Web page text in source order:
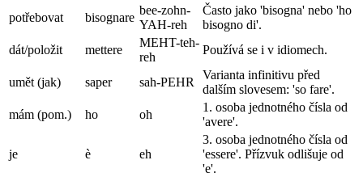
potřebovat
bisognare
bee-zohn-
YAH-reh
Často jako 'bisogna' nebo 'ho
bisogno di'.
dát/položit
mettere
MEHT-teh-
reh
Používá se i v idiomech.
umět (jak) saper sah-PEHR
Varianta infinitivu před
dalším slovesem: 'so fare'.
mám (pom.)
ho oh
1. osoba jednotného čísla od
'avere'.
je è eh
3. osoba jednotného čísla od
'essere'. Přízvuk odlišuje od
'e'.